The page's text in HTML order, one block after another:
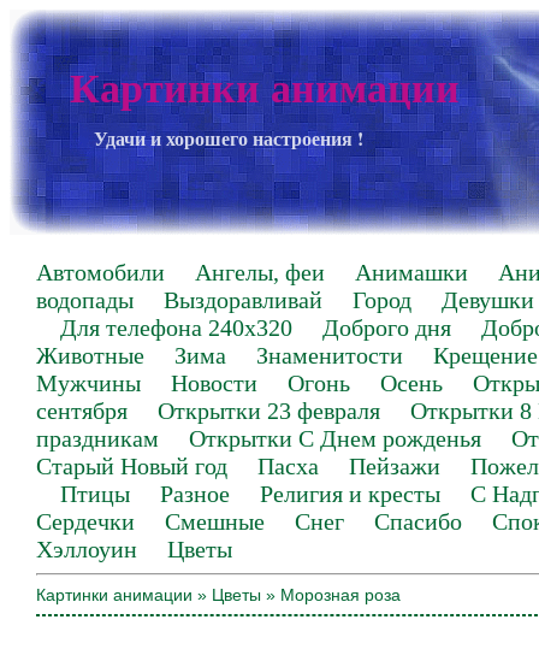
Картинки анимации
Удачи и хорошего настроения !
Автомобили Ангелы, феи Анимашки
водопады
Выздоравливай Город
Девушки
Для телефона 240х320
Доброго дня
Животные
Зима Знаменитости
Крещение
Мужчины
Новости Огонь Осень
сентября
Открытки 23 февраля
Открытки 8
праздникам
Открытки С Днем рожденья
Старый Новый год
Пасха Пейзажи
Птицы
Разное Религия и кресты
С
Сердечки
Смешные Снег Спасибо
Хэллоуин
Цветы
Картинки анимации » Цветы » Морозная роза